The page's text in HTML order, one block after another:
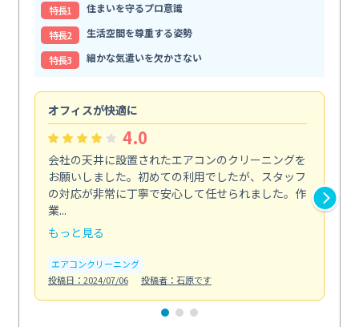
特⻑1
住まいを守るプロ意識
特⻑2
生活空間を尊重する姿勢
特⻑3
細かな気遣いを欠かさない
オフィスが快適に
4.0
会社の天井に設置されたエアコンのクリーニングを
お願いしました。初めての利用でしたが、スタッフ
の対応が非常に丁寧で安心して任せられました。作
業...
もっと見る
エアコンクリーニング
投稿日：2024/07/06
投稿者：石原です